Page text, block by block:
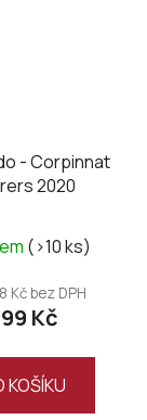
- Corpinnat
2020
(>10 ks)
Kč bez DPH
Kč
KOŠÍKU